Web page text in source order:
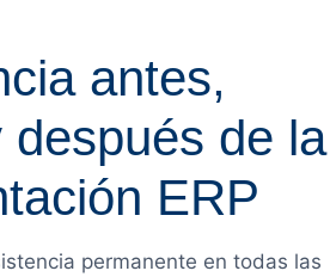
antes,
después de la
ERP
permanente en todas las